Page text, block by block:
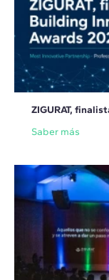
ZIGURAT,
Saber más